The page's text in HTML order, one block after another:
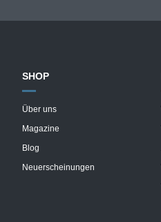
SHOP
Über uns
Magazine
Blog
Neuerscheinungen